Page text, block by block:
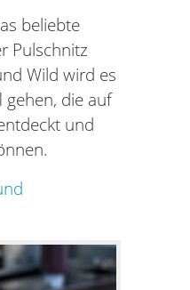
beliebte
Pulschnitz
Wild wird es
gehen, die auf
und